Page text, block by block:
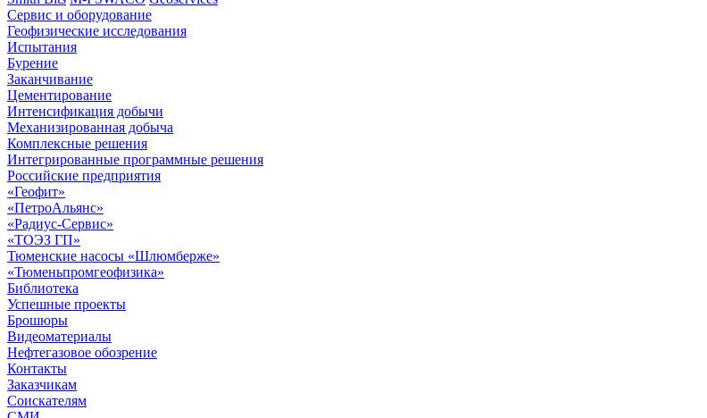
Сервис и оборудование
Геофизические исследования
Испытания
Бурение
Заканчивание
Цементирование
Интенсификация добычи
Механизированная добыча
Комплексные решения
Интегрированные программные решения
Российские предприятия
«Геофит»
«ПетроАльянс»
«Радиус-Сервис»
«ТОЭЗ ГП»
Тюменские насосы «Шлюмберже»
«Тюменьпромгеофизика»
Библиотека
Успешные проекты
Брошюры
Видеоматериалы
Нефтегазовое обозрение
Контакты
Заказчикам
Соискателям